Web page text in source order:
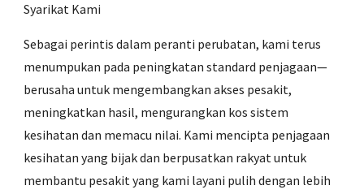
Syarikat Kami
Sebagai perintis dalam peranti perubatan, kami terus
menumpukan pada peningkatan standard penjagaan—
berusaha untuk mengembangkan akses pesakit,
meningkatkan hasil, mengurangkan kos sistem
kesihatan dan memacu nilai. Kami mencipta penjagaan
kesihatan yang bijak dan berpusatkan rakyat untuk
membantu pesakit yang kami layani pulih dengan lebih